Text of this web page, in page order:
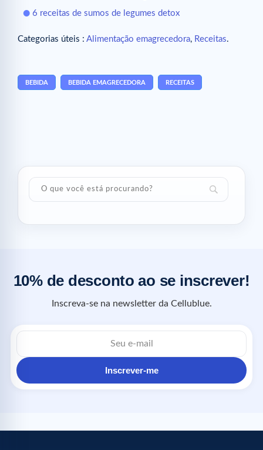
6 receitas de sumos de legumes detox
Categorias úteis : Alimentação emagrecedora, Receitas.
BEBIDA BEBIDA EMAGRECEDORA RECEITAS
10% de desconto ao se inscrever!
Inscreva-se na newsletter da Cellublue.
Inscrever-me